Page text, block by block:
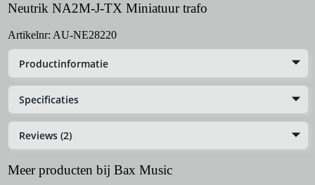
Neutrik NA2M-J-TX Miniatuur trafo
Artikelnr: AU-NE28220
Productinformatie
Specificaties
Reviews (2)
Meer producten bij Bax Music